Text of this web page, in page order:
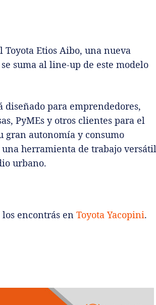
Toyota Etios Aibo, una nueva
suma al line-up de este modelo
diseñado para emprendedores,
PyMEs y otros clientes para el
gran autonomía y consumo
herramienta de trabajo versátil
urbano.
encontrás en Toyota Yacopini.